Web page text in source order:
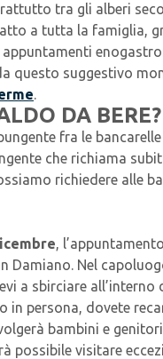
tra gli alberi
a tutta la famiglia,
appuntamenti
questo suggestivo
.
DA
fra le
che richiama
richiedere alle
,
Damiano. Nel
a sbirciare
in persona, dovete
bambini e
possibile visitare